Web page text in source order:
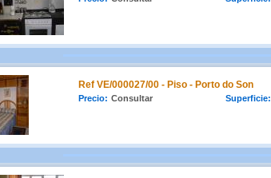
Ref VE/000027/00 - Piso - Porto do Son
Precio: Consultar Superficie: